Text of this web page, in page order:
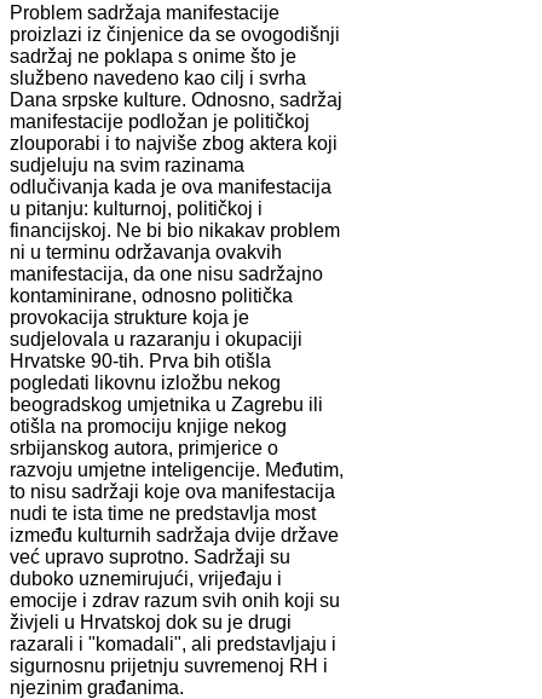
Problem sadržaja manifestacije
proizlazi iz činjenice da se ovogodišnji
sadržaj ne poklapa s onime što je
službeno navedeno kao cilj i svrha
Dana srpske kulture. Odnosno, sadržaj
manifestacije podložan je političkoj
zlouporabi i to najviše zbog aktera koji
sudjeluju na svim razinama
odlučivanja kada je ova manifestacija
u pitanju: kulturnoj, političkoj i
financijskoj. Ne bi bio nikakav problem
ni u terminu održavanja ovakvih
manifestacija, da one nisu sadržajno
kontaminirane, odnosno politička
provokacija strukture koja je
sudjelovala u razaranju i okupaciji
Hrvatske 90-tih. Prva bih otišla
pogledati likovnu izložbu nekog
beogradskog umjetnika u Zagrebu ili
otišla na promociju knjige nekog
srbijanskog autora, primjerice o
razvoju umjetne inteligencije. Međutim,
to nisu sadržaji koje ova manifestacija
nudi te ista time ne predstavlja most
između kulturnih sadržaja dvije države
već upravo suprotno. Sadržaji su
duboko uznemirujući, vrijeđaju i
emocije i zdrav razum svih onih koji su
živjeli u Hrvatskoj dok su je drugi
razarali i "komadali", ali predstavljaju i
sigurnosnu prijetnju suvremenoj RH i
njezinim građanima.